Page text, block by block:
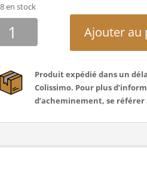
en stock
DIRECT
Ajouter au
Produit expédié dans un
Colissimo. Pour plus
d’acheminement, se référer